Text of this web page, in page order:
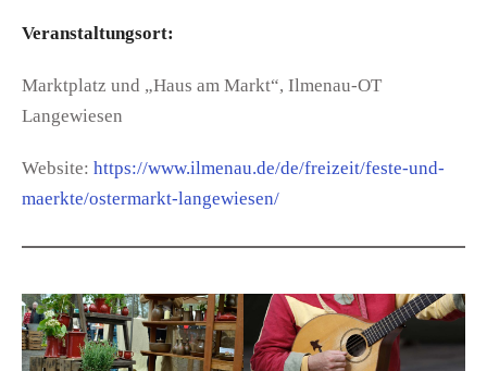
Veranstaltungsort:
Marktplatz und „Haus am Markt“, Ilmenau-OT
Langewiesen
Website: https://www.ilmenau.de/de/freizeit/feste-und-
maerkte/ostermarkt-langewiesen/